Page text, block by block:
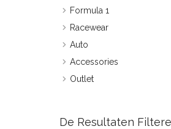
Formula 1
Racewear
Auto
Accessories
Outlet
De Resultaten